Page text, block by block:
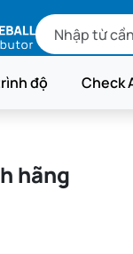
độ Check
hãng